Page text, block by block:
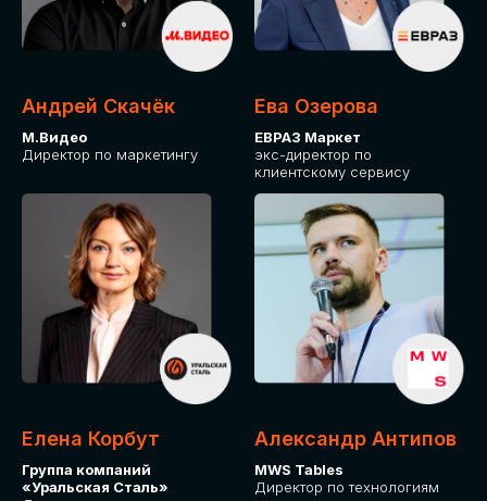
Андрей Скачёк
М.Видео
Директор по маркетингу
Ева Озерова
ЕВРАЗ Маркет
экс-директор по
клиентскому сервису
Елена Корбут
Группа компаний
«Уральская Сталь»
Александр Антипов
MWS Tables
Директор по технологиям